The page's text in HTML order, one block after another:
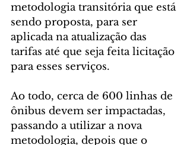
metodologia transitória que está
sendo proposta, para ser
aplicada na atualização das
tarifas até que seja feita licitação
para esses serviços.
Ao todo, cerca de 600 linhas de
ônibus devem ser impactadas,
passando a utilizar a nova
metodologia, depois que o